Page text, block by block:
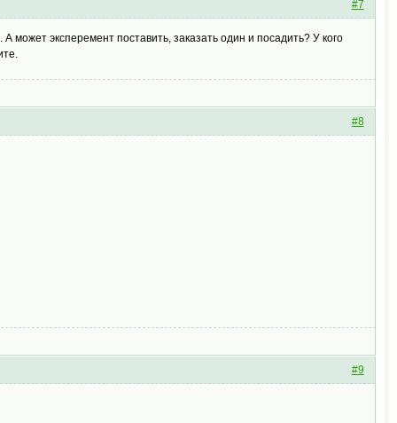
#7
может эксперемент поставить, заказать один и посадить? У кого
#8
#9